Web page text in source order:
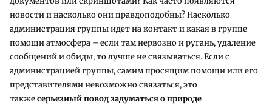
новости и насколько они правдоподобны? Насколько
администрация группы идет на контакт и какая в группе
помощи атмосфера – если там нервозно и ругань, удаление
сообщений и обиды, то лучше не связываться. Если с
администрацией группы, самим просящим помощи или его
представителями невозможно связаться, это
такжесерьезный повод задуматься о природе